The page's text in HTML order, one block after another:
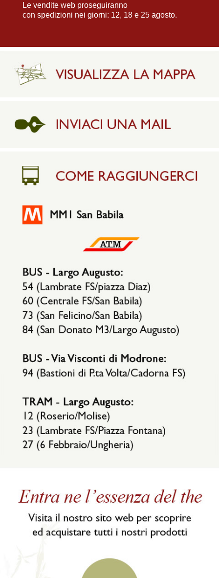
Le vendite web proseguiranno
con spedizioni nei giorni: 12, 18 e 25 agosto.